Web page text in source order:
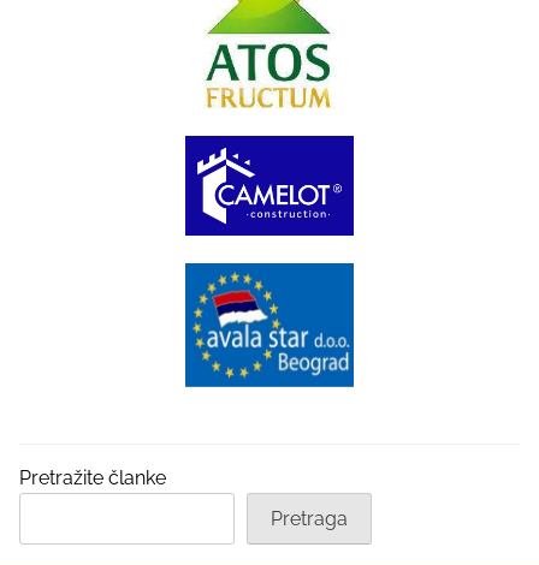
Pretražite članke
Pretraga